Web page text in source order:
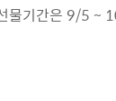
물기간은 9/5 ~